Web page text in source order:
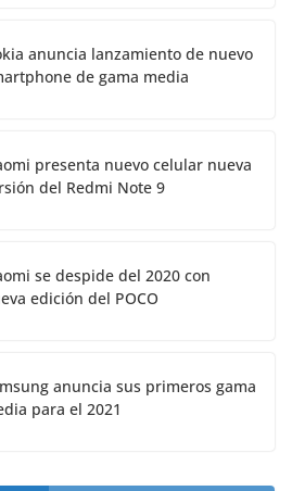
anuncia lanzamiento de nuevo
de gama media
presenta nuevo celular nueva
del Redmi Note 9
se despide del 2020 con
edición del POCO
anuncia sus primeros gama
para el 2021